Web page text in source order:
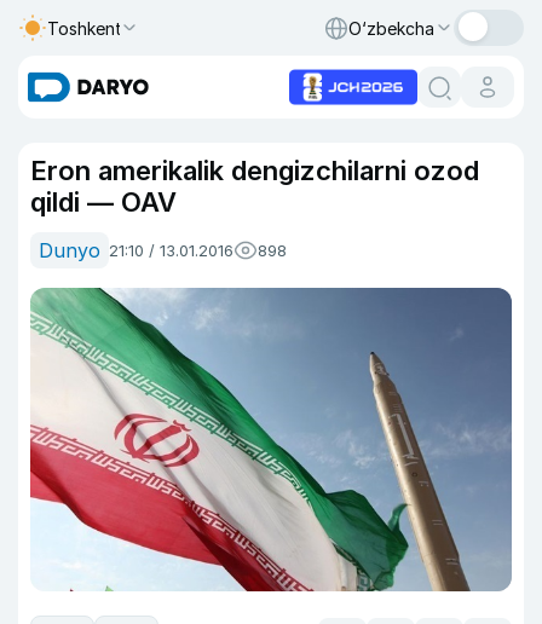
Toshkent O‘zbekcha
Eron amerikalik dengizchilarni ozod
qildi — OAV
Dunyo 21:10 / 13.01.2016 898